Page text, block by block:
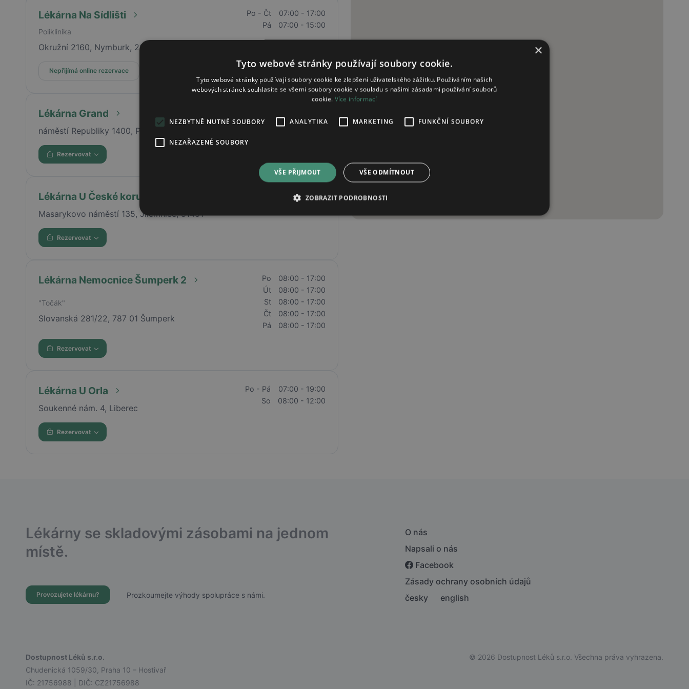
Lékárna Na Sídlišti
Poliklinika
Okružní 2160, Nymburk, 28802
Po - Čt
07:00 - 17:00
Pá
07:00 - 15:00
Nepřijímá online rezervace
Lékárna Grand
náměstí Republiky 1400, Pardubice, 53002
9:00 - 17:00
Rezervovat
Lékárna U České koruny
Masarykovo náměstí 135, Jilemnice, 51401
07:30 - 17:00
Rezervovat
Lékárna Nemocnice Šumperk 2
"Točák"
Slovanská 281/22, 787 01 Šumperk
Po
08:00 - 17:00
Út
08:00 - 17:00
St
08:00 - 17:00
Čt
08:00 - 17:00
Pá
08:00 - 17:00
Rezervovat
Lékárna U Orla
Soukenné nám. 4, Liberec
Po - Pá
07:00 - 19:00
So
08:00 - 12:00
Rezervovat
Lékárny se skladovými zásobami na jednom
místě.
Provozujete lékárnu? Prozkoumejte výhody spolupráce s námi.
O nás
Napsali o nás
Facebook
Zásady ochrany osobních údajů
česky
english
Dostupnost Léků s.r.o.
Chudenická 1059/30, Praha 10 – Hostivař
IČ: 21756988 | DIČ: CZ21756988
© 2026 Dostupnost Léků s.r.o. Všechna práva vyhrazena.
×
Tyto webové stránky používají soubory cookie.
Tyto webové stránky používají soubory cookie ke zlepšení uživatelského zážitku. Používáním našich
webových stránek souhlasíte se všemi soubory cookie v souladu s našimi zásadami používání souborů
cookie. Více informací
NEZBYTNĚ NUTNÉ SOUBORY ANALYTIKA MARKETING FUNKČNÍ SOUBORY
NEZAŘAZENÉ SOUBORY
VŠE PŘIJMOUT VŠE ODMÍTNOUT
ZOBRAZIT PODROBNOSTI